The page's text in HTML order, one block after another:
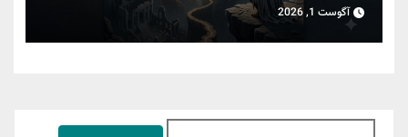
آگوست 1, 2026